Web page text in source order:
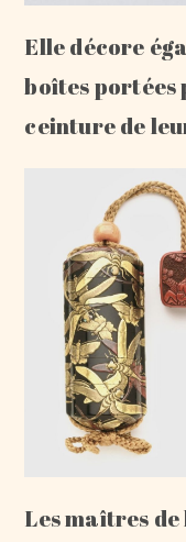
Elle décore
boîtes portées
ceinture de
Les maîtres